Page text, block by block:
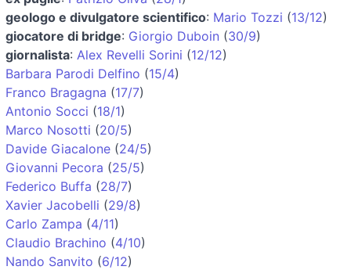
geologo e divulgatore scientifico: Mario Tozzi (13/12)
giocatore di bridge: Giorgio Duboin (30/9)
giornalista: Alex Revelli Sorini (12/12)
Barbara Parodi Delfino (15/4)
Franco Bragagna (17/7)
Antonio Socci (18/1)
Marco Nosotti (20/5)
Davide Giacalone (24/5)
Giovanni Pecora (25/5)
Federico Buffa (28/7)
Xavier Jacobelli (29/8)
Carlo Zampa (4/11)
Claudio Brachino (4/10)
Nando Sanvito (6/12)